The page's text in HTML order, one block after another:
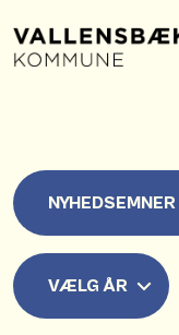
NYHEDSEMNER
VÆLG ÅR